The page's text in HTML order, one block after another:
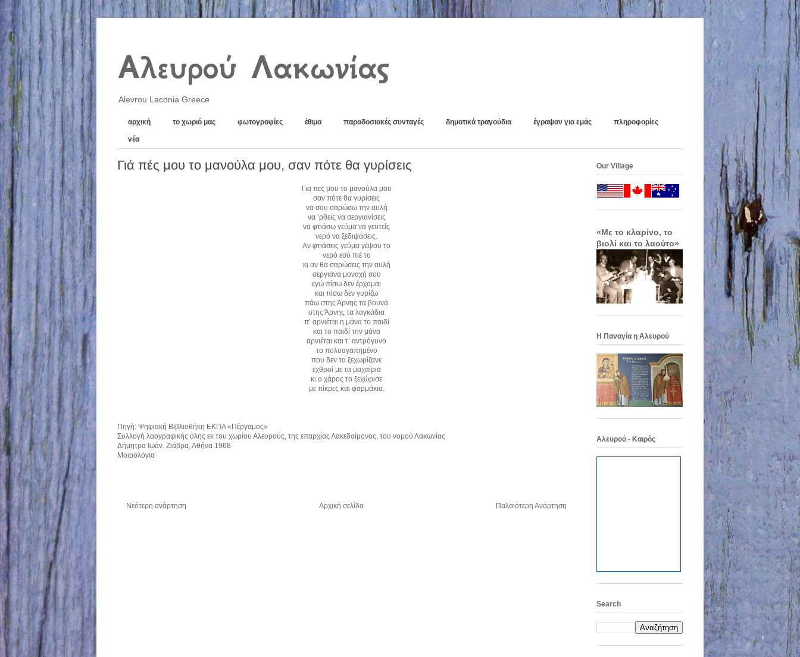
Αλευρού Λακωνίας
Alevrou Laconia Greece
αρχική το χωριό μας φωτογραφίες έθιμα παραδοσιακές συνταγές δημοτικά τραγούδια έγραψαν για εμάς πληροφορίες
νέα
Γιά πές μου το μανούλα μου, σαν πότε θα γυρίσεις
Για πες μου το μανούλα μου
σαν πότε θα γυρίσεις
να σου σαρώσω την αυλή
να ‘ρθεις να σεργιανίσεις
να φτιάσω γεύμα να γευτείς
νερό να ξεδιψάσεις.
Αν φτιάσεις γεύμα γέψου το
νερό εσύ πιέ το
κι αν θα σαρώσεις την αυλή
σεργιάνα μοναχή σου
εγώ πίσω δεν έρχομαι
και πίσω δεν γυρίζω
πάω στης Άρνης τα βουνά
στης Άρνης τα λαγκάδια
π’ αρνιέται η μάνα το παιδί
και το παιδί την μάνα
αρνιέται και τ’ αντρόγυνο
το πολυαγαπημένο
που δεν το ξεχωρίζανε
εχθροί με τα μαχαίρια
κι ο χάρος το ξεχώρισε
με πίκρες και φαρμάκια.
Πηγή: Ψηφιακή Βιβλιοθήκη ΕΚΠΑ «Πέργαμος»
Συλλογή λαογραφικής ύλης εκ του χωρίου Αλευρούς, της επαρχίας Λακεδαίμονος, του νομού Λακωνίας
Δήμητρα Ιωάν. Ζιάβρα, Αθήνα 1968
Μοιρολόγια
Νεότερη ανάρτηση Παλαιότερη Ανάρτηση
Αρχική σελίδα
Our Village
«Με το κλαρίνο, το
βιολί και το λαούτο»
Η Παναγία η Αλευρού
Αλευρού - Καιρός
Search